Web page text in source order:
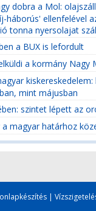
dobra a Mol:
háborús' ellenfelével
tonna nyersolajat
a BUX is lefordult
a kormány Nagy
kiskereskedelem:
mint májusban
szintet lépett az
a magyar határhoz
|